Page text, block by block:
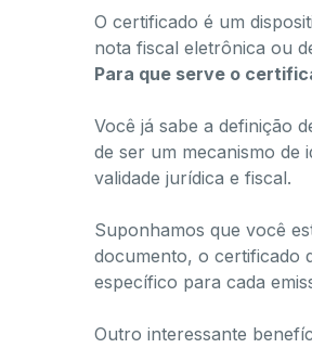
O certificado é um
nota fiscal eletrônica ou
Para que serve o
Você já sabe a definição
de ser um mecanismo de
validade jurídica e fiscal.
Suponhamos que você
documento, o certificado
específico para cada
Outro interessante